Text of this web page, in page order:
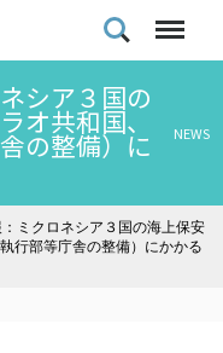
シア３国の
オ共和国、
の整備）に NEWS
：ミクロネシア３国の海上保安
行部等庁舎の整備）にかかる